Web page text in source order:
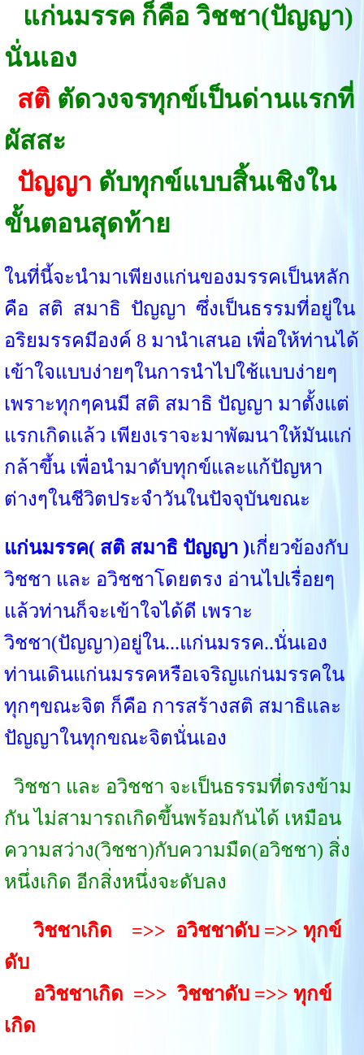
แก่นมรรค ก็คือ วิชชา(ปัญญา)
นั่นเอง
สติ ตัดวงจรทุกข์เป็นด่านแรกที่
ผัสสะ
ปัญญา ดับทุกข์แบบสิ้นเชิงใน
ขั้นตอนสุดท้าย
ในที่นี้จะนำมาเพียงแก่นของมรรคเป็นหลัก
คือ สติ สมาธิ ปัญญา ซึ่งเป็นธรรมที่อยู่ใน
อริยมรรคมีองค์ 8 มานำเสนอ เพื่อให้ท่านได้
เข้าใจแบบง่ายๆในการนำไปใช้แบบง่ายๆ
เพราะทุกๆคนมี สติ สมาธิ ปัญญา มาตั้งแต่
แรกเกิดแล้ว เพียงเราจะมาพัฒนาให้มันแก่
กล้าขึ้น เพื่อนำมาดับทุกข์และแก้ปัญหา
ต่างๆในชีวิตประจำวันในปัจจุบันขณะ
แก่นมรรค( สติ สมาธิ ปัญญา )เกี่ยวข้องกับ
วิชชา และ อวิชชาโดยตรง อ่านไปเรื่อยๆ
แล้วท่านก็จะเข้าใจได้ดี เพราะ
วิชชา(ปัญญา)อยู่ใน...แก่นมรรค..นั่นเอง
ท่านเดินแก่นมรรคหรือเจริญแก่นมรรคใน
ทุกๆขณะจิต ก็คือ การสร้างสติ สมาธิและ
ปัญญาในทุกขณะจิตนั่นเอง
วิชชา และ อวิชชา จะเป็นธรรมที่ตรงข้าม
กัน ไม่สามารถเกิดขึ้นพร้อมกันได้ เหมือน
ความสว่าง(วิชชา)กับความมืด(อวิชชา) สิ่ง
หนึ่งเกิด อีกสิ่งหนึ่งจะดับลง
วิชชาเกิด =>> อวิชชาดับ =>> ทุกข์
ดับ
อวิชชาเกิด =>> วิชชาดับ =>> ทุกข์
เกิด